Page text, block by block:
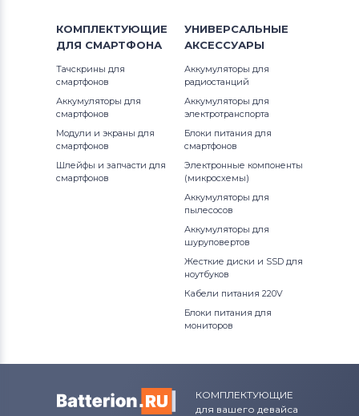
КОМПЛЕКТУЮЩИЕ
ДЛЯ СМАРТФОНА
Тачскрины для
смартфонов
Аккумуляторы для
смартфонов
Модули и экраны для
смартфонов
Шлейфы и запчасти для
смартфонов
УНИВЕРСАЛЬНЫЕ
АКСЕССУАРЫ
Аккумуляторы для
радиостанций
Аккумуляторы для
электротранспорта
Блоки питания для
смартфонов
Электронные компоненты
(микросхемы)
Аккумуляторы для
пылесосов
Аккумуляторы для
шуруповертов
Жесткие диски и SSD для
ноутбуков
Кабели питания 220V
Блоки питания для
мониторов
КОМПЛЕКТУЮЩИЕ
для вашего девайса